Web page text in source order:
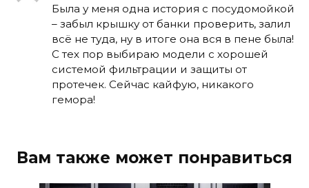
Была у меня одна история с посудомойкой
– забыл крышку от банки проверить, залил
всё не туда, ну в итоге она вся в пене была!
С тех пор выбираю модели с хорошей
системой фильтрации и защиты от
протечек. Сейчас кайфую, никакого
гемора!
Вам также может понравиться